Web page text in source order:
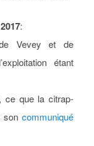
:
Vevey et de
étant
ce que la citrap-
son communiqué